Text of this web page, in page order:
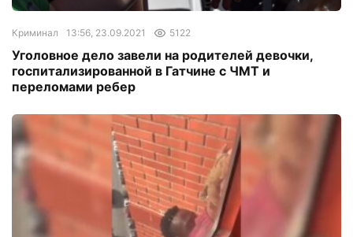
Криминал 13:56, 23.09.2021 5122
Уголовное дело завели на родителей девочки,
госпитализированной в Гатчине с ЧМТ и
переломами ребер